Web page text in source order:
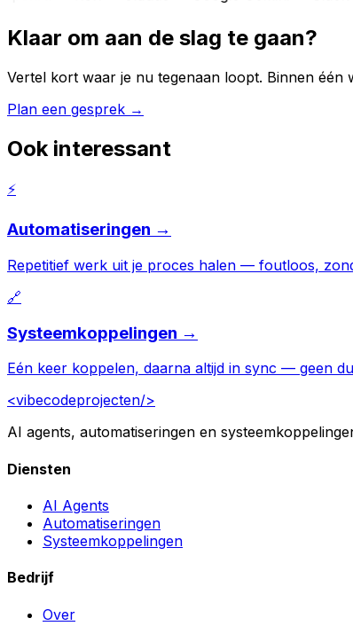
Klaar om aan de slag te gaan?
Vertel kort waar je nu tegenaan loopt. Binnen één
Plan een gesprek →
Ook interessant
⚡
Automatiseringen →
Repetitief werk uit je proces halen — foutloos,
🔗
Systeemkoppelingen →
Eén keer koppelen, daarna altijd in sync — geen
<vibecodeprojecten/>
AI agents, automatiseringen en
Diensten
AI Agents
Automatiseringen
Systeemkoppelingen
Bedrijf
Over